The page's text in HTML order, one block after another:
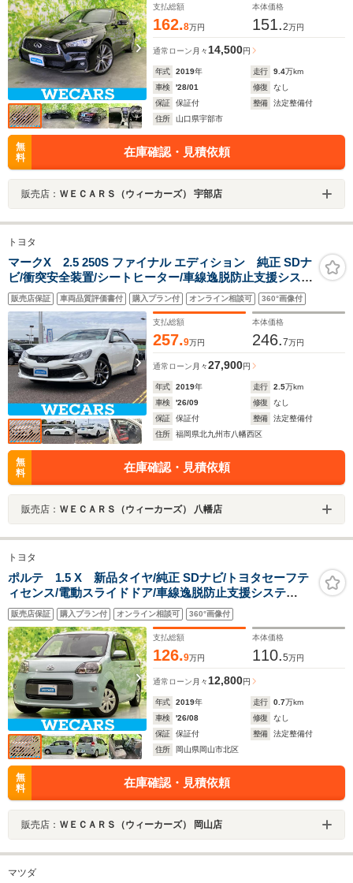
支払総額
162.8万円
本体価格
151.2万円
通常ローン 月々 14,500円
年式 2019年 走行 9.4万km
車検
'28/01 修復
なし
保証
保証付 整備
法定整備付
住所
山口県宇部市
無
料
在庫確認・見積依頼
販売店： ＷＥＣＡＲＳ（ウィーカーズ） 宇部店
トヨタ
マークX 2.5 250S ファイナル エディション 純正 SDナ
ビ/衝突安全装置/シートヒーター/車線逸脱防止支援システ
ム/シート ハーフレザー/ヘッドランプ LED/ETC/EBD付
ABS/横滑り防止装置/クルーズコントロール
販売店保証 車両品質評価書付 購入プラン付 オンライン相談可 360°画像付
支払総額
257.9万円
本体価格
246.7万円
通常ローン 月々27,900円
年式 2019年 走行 2.5万km
車検
'26/09 修復
なし
保証
保証付 整備
法定整備付
住所
福岡県北九州市八幡西区
無
料
在庫確認・見積依頼
販売店： ＷＥＣＡＲＳ（ウィーカーズ） 八幡店
トヨタ
ポルテ 1.5 X 新品タイヤ/純正 SDナビ/トヨタセーフテ
ィセンス/電動スライドドア/車線逸脱防止支援システ
ム/Bluetooth接続/EBD付ABS/アイドリングストップ/バ
ックモニター/ワンセグTV
販売店保証 購入プラン付 オンライン相談可 360°画像付
支払総額
126.9万円
本体価格
110.5万円
通常ローン 月々 12,800円
年式 2019年 走行 0.7万km
車検
'26/08 修復
なし
保証
保証付 整備
法定整備付
住所
岡山県岡山市北区
無
料
在庫確認・見積依頼
販売店： ＷＥＣＡＲＳ（ウィーカーズ） 岡山店
マツダ